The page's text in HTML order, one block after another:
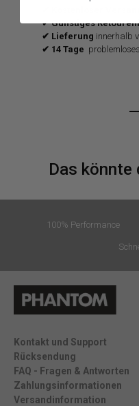
✔ Günstiges
✔ Lieferung innerhalb
✔ 14 Tage
Das könnte
100% Performance
Kontakt und Support
Rücksendung
FAQ - Fragen & Antworten
Zahlungsinformationen
Versandinformation